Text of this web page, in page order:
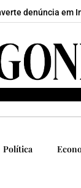
denúncia em
Política